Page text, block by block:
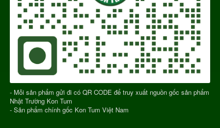
- Mỗi sản phẩm gửi đi có QR CODE để truy xuất nguồn gốc sản phẩm
Nhật Trường Kon Tum
- Sản phẩm chính gốc Kon Tum Việt Nam